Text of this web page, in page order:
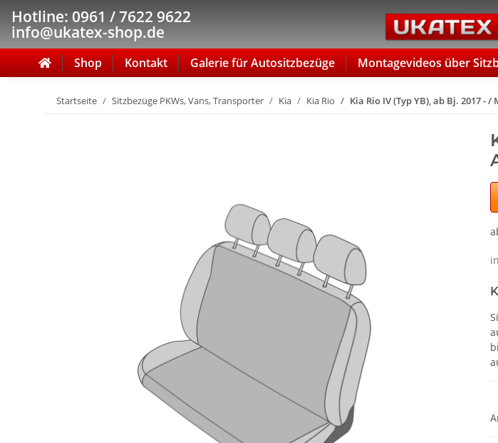
Hotline: 0961 / 7622 9622
info@ukatex-shop.de
Shop Kontakt Galerie für Autositzbezüge Montagevideos über
Startseite Sitzbezüge PKWs, Vans, Transporter Kia Kia Rio Kia Rio IV (Typ YB), ab Bj. 2017 -